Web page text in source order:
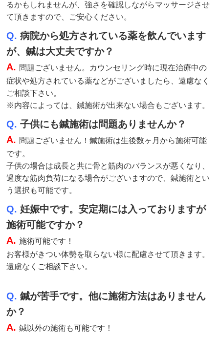
るかもしれませんが、強さを確認しながらマッサージさせ
て頂きますので、ご安心ください。
Q.病院から処方されている薬を飲んでいます
が、鍼は大丈夫ですか？
A. 問題ございません。カウンセリング時に現在治療中の
症状や処方されている薬などがございましたら、遠慮なく
ご相談下さい。
※内容によっては、鍼施術が出来ない場合もございます。
Q.子供にも鍼施術は問題ありませんか？
A. 問題ございません！鍼施術は生後数ヶ月から施術可能
です。
子供の場合は成長と共に骨と筋肉のバランスが悪くなり、
過度な筋肉負荷になる場合がございますので、鍼施術とい
う選択も可能です。
Q.妊娠中です。安定期には入っておりますが
施術可能ですか？
A. 施術可能です！
お客様がきつい体勢を取らない様に配慮させて頂きます。
遠慮なくご相談下さい。
Q.鍼が苦手です。他に施術方法はありません
か？
A.鍼以外の施術も可能です！